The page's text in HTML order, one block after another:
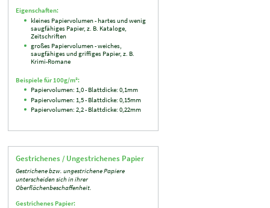
Eigenschaften:
kleines Papiervolumen - hartes und wenig
saugfähiges Papier, z. B. Kataloge,
Zeitschriften
großes Papiervolumen - weiches,
saugfähiges und griffiges Papier, z. B.
Krimi-Romane
Beispiele für 100g/m²:
Papiervolumen: 1,0 - Blattdicke: 0,1mm
Papiervolumen: 1,5 - Blattdicke: 0,15mm
Papiervolumen: 2,2 - Blattdicke: 0,22mm
Gestrichenes / Ungestrichenes Papier
Gestrichene bzw. ungestrichene Papiere
unterscheiden sich in ihrer
Oberflächenbeschaffenheit.
Gestrichenes Papier: